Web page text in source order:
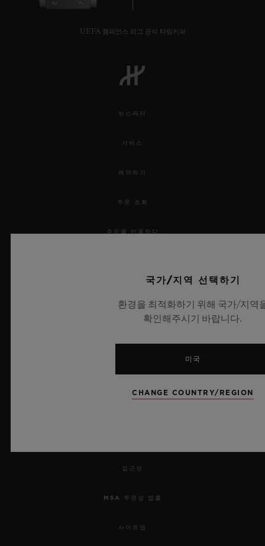
UEFA 챔피언스 리그 공식 타임키퍼
뉴스레터
서비스
예약하기
주문 조회
주문을 반품하다
보도 자료
접근성
MSA 투명성 법률
사이트맵
국가/지역 선택하기
환경을 최적화하기 위해 국가/지역
확인해주시기 바랍니다.
미국
CHANGE COUNTRY/REGION